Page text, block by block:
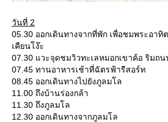
วันที่ 2
05.30 ออกเดินทางจากที่พัก เพื่อชมพระอา
เคียนโง๊ะ
07.30 แวะจุดชมวิวทะเลหมอกเขาค้อ ริมถ
07.45 ทานอาหารเช้าที่ฉัตรฟ้ารีสอร์ท
08.45 ออกเดินทางไปยังภูลมโล
11.00 ถึงบ้านร่องกล้า
11.30 ถึงภูลมโล
12.30 ออกเดินทางจากภูลมโล